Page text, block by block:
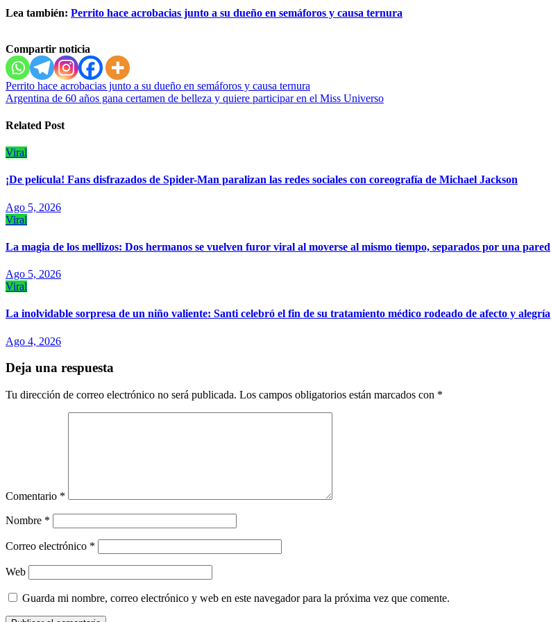
Lea también: Perrito hace acrobacias junto a su dueño en semáforos y causa ternura
Compartir noticia
Navegación
de
entradas
Perrito hace acrobacias junto a su dueño en semáforos y causa ternura
Argentina de 60 años gana certamen de belleza y quiere participar en el Miss Universo
Related Post
Viral
¡De película! Fans disfrazados de Spider-Man paralizan las redes sociales con coreografía de Michael Jackson
Ago 5, 2026
Viral
La magia de los mellizos: Dos hermanos se vuelven furor viral al moverse al mismo tiempo, separados por una pared
Ago 5, 2026
Viral
La inolvidable sorpresa de un niño valiente: Santi celebró el fin de su tratamiento médico rodeado de afecto y alegría
Ago 4, 2026
Deja una respuesta
Tu dirección de correo electrónico no será publicada. Los campos obligatorios están marcados con *
Comentario *
Nombre *
Correo electrónico *
Web
Guarda mi nombre, correo electrónico y web en este navegador para la próxima vez que comente.